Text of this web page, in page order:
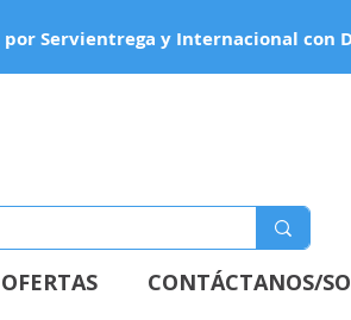
por Servientrega y Internacional con
OFERTAS CONTÁCTANOS/